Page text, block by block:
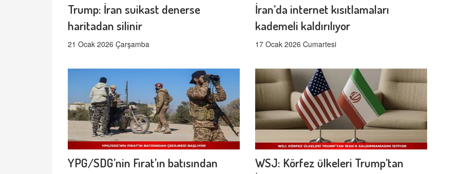
Trump: İran suikast denerse
haritadan silinir
21 Ocak 2026 Çarşamba
İran’da internet kısıtlamaları
kademeli kaldırılıyor
17 Ocak 2026 Cumartesi
YPG/SDG’nin Fırat’ın batısından
WSJ: Körfez ülkeleri Trump’tan